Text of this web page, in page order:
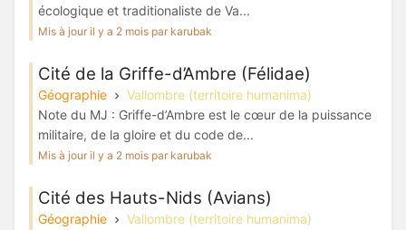
écologique et traditionaliste de Va...
Mis à jour il y a 2 mois par karubak
Cité de la Griffe-d’Ambre (Félidae)
Géographie
Vallombre (territoire humanima)
Note du MJ : Griffe-d’Ambre est le cœur de la puissance
militaire, de la gloire et du code de...
Mis à jour il y a 2 mois par karubak
Cité des Hauts-Nids (Avians)
Géographie
Vallombre (territoire humanima)